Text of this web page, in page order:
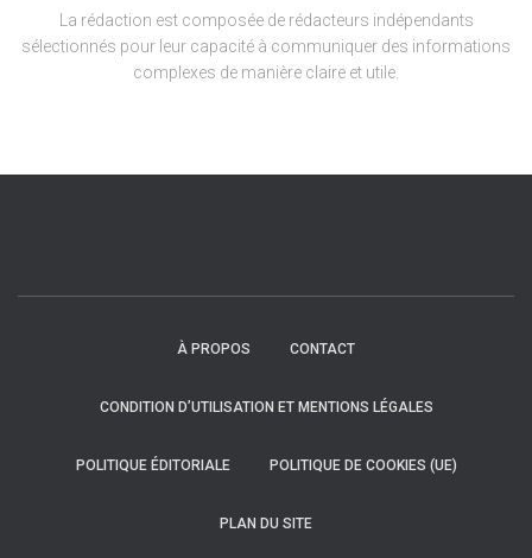
La rédaction est composée de rédacteurs indépendants
sélectionnés pour leur capacité à communiquer des informations
complexes de manière claire et utile.
À PROPOS CONTACT
CONDITION D’UTILISATION ET MENTIONS LÉGALES
POLITIQUE ÉDITORIALE POLITIQUE DE COOKIES (UE)
PLAN DU SITE